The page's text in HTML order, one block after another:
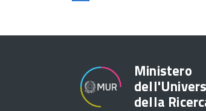
Ministero
della